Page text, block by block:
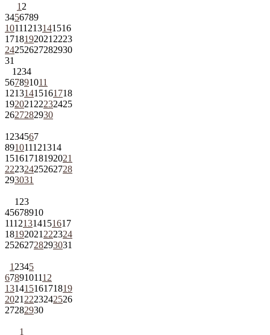
1 2
3456789
10111213141516
1718192021 2223
24252627282930
31
1 234
567891011
12131415161718
192021 22232425
2627282930
1 234567
891011121314
15161718192021
22232425262728
293031
1 23
45678910
11121314151617
18192021 222324
25262728293031
1 2345
6789101112
13141516171819
2021 2223242526
27282930
1